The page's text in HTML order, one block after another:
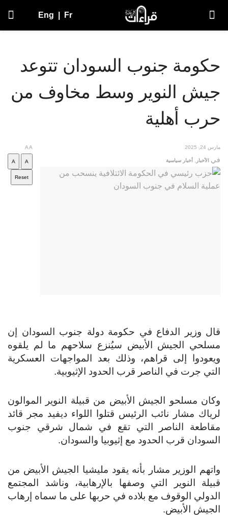
Eng Fr
حكومة جنوب السودان تتوعد
جيش النوير وسط مخاوف من
حرب أهلية
مارس 24, 2025
في الأخبار أخبار سياسية
AA
A
A
Reset
قال وزير الدفاع في حكومة دولة جنوب السودان إن
مسلحي الجيش الأبيض سيُنزع سلاحهم ما لم يلقوه
ويعودوا إلى قراهم، وذلك بعد المواجهات العسكرية
التي جرت في الناصر قرب الحدود الإثيوبية.
وكان مسلحو الجيش الأبيض من قبيلة النوير الموالون
لرياك مشار نائب الرئيس قتلوا اللواء ديفيد مجر قائد
مقاطعة الناصر التي تقع في شمال شرقي جنوب
السودان قرب الحدود مع إثيوبيا والسودان.
واتهم الوزير مشار بأنه يقود مليشيا الجيش الأبيض من
قبيلة النوير التي وصفها بالإرهابية، وناشد المجتمع
الدولي الوقوف مع بلاده في حربها على ما سماه إرهاب
الجيش الأبيض.